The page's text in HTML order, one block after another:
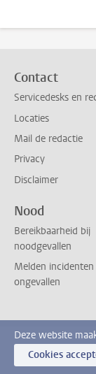
Contact
Servicedesks en
Locaties
Mail de redactie
Privacy
Disclaimer
Nood
Bereikbaarheid bij
noodgevallen
Melden incidenten
ongevallen
Deze website
Cookies